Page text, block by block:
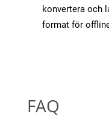
konvertera och
format för
FAQ